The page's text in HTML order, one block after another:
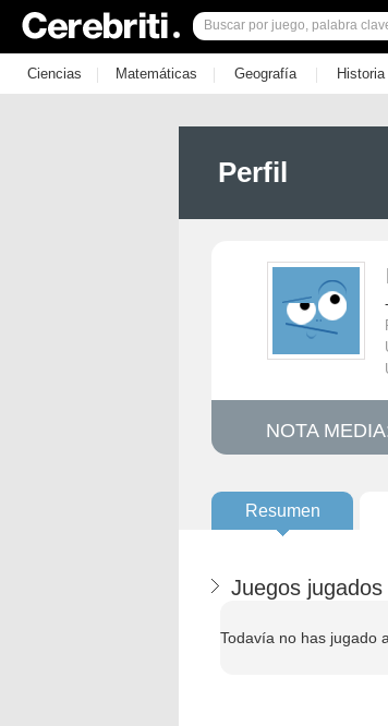
Ciencias | Matemáticas | Geografía | Historia
Perfil
NOTA
Resumen
Juegos jugados
Todavía no has jugado